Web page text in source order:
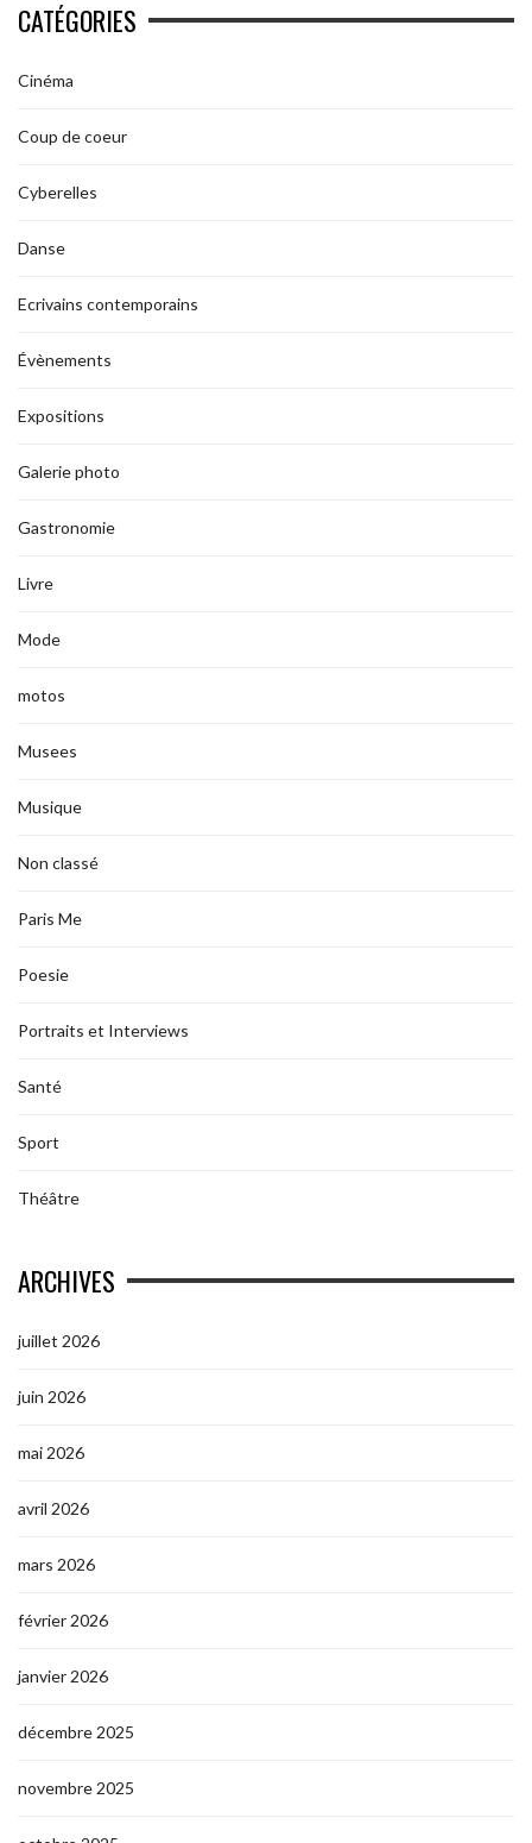
CATÉGORIES
Cinéma
Coup de coeur
Cyberelles
Danse
Ecrivains contemporains
Évènements
Expositions
Galerie photo
Gastronomie
Livre
Mode
motos
Musees
Musique
Non classé
Paris Me
Poesie
Portraits et Interviews
Santé
Sport
Théâtre
ARCHIVES
juillet 2026
juin 2026
mai 2026
avril 2026
mars 2026
février 2026
janvier 2026
décembre 2025
novembre 2025